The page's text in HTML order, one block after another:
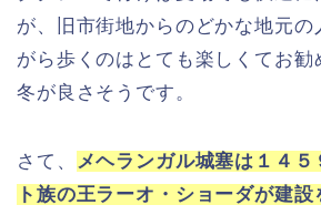
が、旧市街地からのどかな地元の
がら歩くのはとても楽しくてお勧
冬が良さそうです。
さて、 メヘランガル城塞は１４５
ト族の王ラーオ・ショーダが建